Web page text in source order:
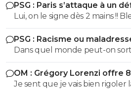
PSG : Paris s’attaque à un
Lui, on le signe dès 2 mains !!
PSG : Racisme ou
Dans quel monde peut-on
dire qu'il est raciste? Buffon
dernier évoluant Parme, l'un
(puisqu'il y a débuté). Vous ne
OM : Grégory Lorenzi offre
Je sent que je vais bien rigoler